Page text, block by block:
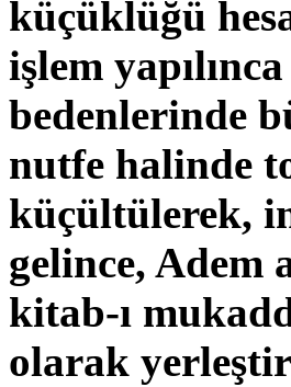
küçüklüğü
işlem
bedenlerinde
nutfe halinde
küçültülerek,
gelince, Adem
kitab-ı
olarak